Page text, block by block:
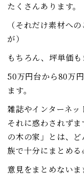
たくさんあります。
（それだけ素材へ
が）
もちろん、坪単価も
50万円台から80万
ます。
雑誌やインターネッ
それに惑わされず
の木の家」とは、
族で十分にまとめる
意見をまとめない